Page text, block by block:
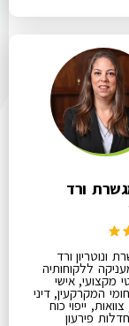
ורד
ונוטריון ורד
ללקוחותיה
מקצועי, אישי
המקרקעין, דיני
ייפוי כוח
פירעון